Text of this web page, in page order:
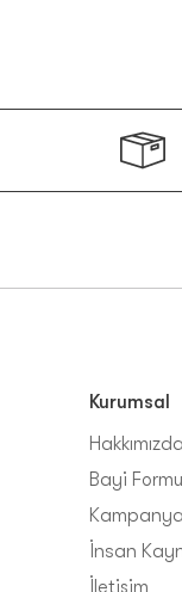
Kurumsal
Hakkımızda
Bayi Formu
İnsan
İletişim